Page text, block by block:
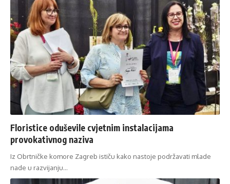
Floristice oduševile cvjetnim instalacijama
provokativnog naziva
Iz Obrtničke komore Zagreb ističu kako nastoje podržavati mlade
nade u razvijanju…